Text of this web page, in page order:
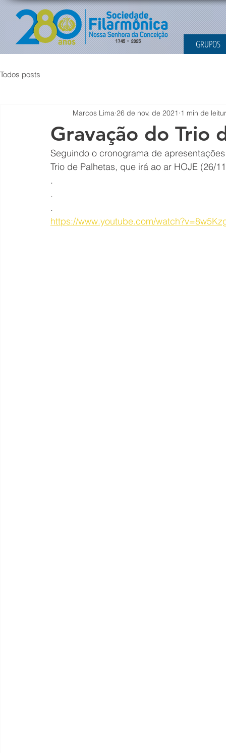
GRUPOS
Todos posts
Gravação do Trio
Marcos Lima 26 de nov. de 2021 1 min de
Seguindo o cronograma de
Trio de Palhetas, que irá ao ar HOJE (26/
.
.
.
https://www.youtube.com/